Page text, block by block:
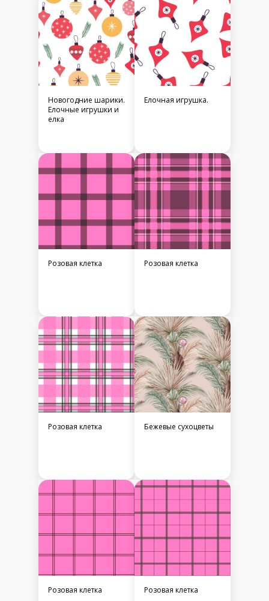
Новогодние шарики.
Елочные игрушки и
елка
Елочная игрушка.
Розовая клетка Розовая клетка
Розовая клетка Бежевые сухоцветы
Розовая клетка Розовая клетка